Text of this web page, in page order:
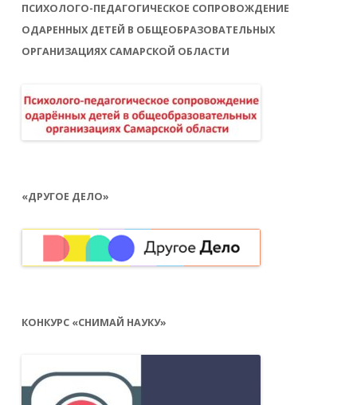
ПСИХОЛОГО-ПЕДАГОГИЧЕСКОЕ СОПРОВОЖДЕНИЕ
ОДАРЕННЫХ ДЕТЕЙ В ОБЩЕОБРАЗОВАТЕЛЬНЫХ
ОРГАНИЗАЦИЯХ САМАРСКОЙ ОБЛАСТИ
«ДРУГОЕ ДЕЛО»
КОНКУРС «СНИМАЙ НАУКУ»